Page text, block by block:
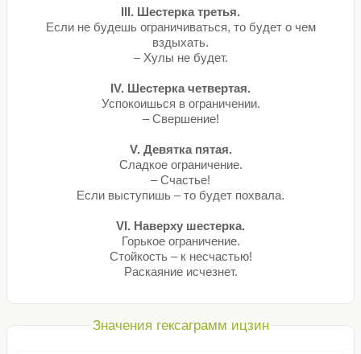
III. Шестерка третья.
Если не будешь ограничиваться, то будет о чем
вздыхать.
– Хулы не будет.
IV. Шестерка четвертая.
Успокоишься в ограничении.
– Свершение!
V. Девятка пятая.
Сладкое ограничение.
– Счастье!
Если выступишь – то будет похвала.
VI. Наверху шестерка.
Горькое ограничение.
Стойкость – к несчастью!
Раскаяние исчезнет.
Значения гексаграмм ицзин